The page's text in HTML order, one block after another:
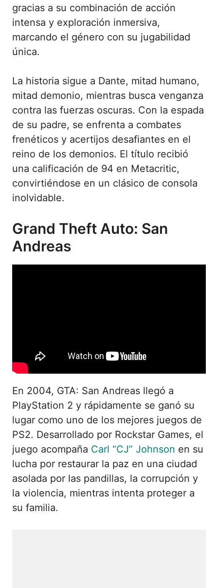
gracias a su combinación de acción
intensa y exploración inmersiva,
marcando el género con su jugabilidad
única.
La historia sigue a Dante, mitad humano,
mitad demonio, mientras busca venganza
contra las fuerzas oscuras. Con la espada
de su padre, se enfrenta a combates
frenéticos y acertijos desafiantes en el
reino de los demonios. El título recibió
una calificación de 94 en Metacritic,
convirtiéndose en un clásico de consola
inolvidable.
Grand Theft Auto: San
Andreas
En 2004, GTA: San Andreas llegó a
PlayStation 2 y rápidamente se ganó su
lugar como uno de los mejores juegos de
PS2. Desarrollado por Rockstar Games, el
juego acompaña Carl “CJ” Johnson en su
lucha por restaurar la paz en una ciudad
asolada por las pandillas, la corrupción y
la violencia, mientras intenta proteger a
su familia.